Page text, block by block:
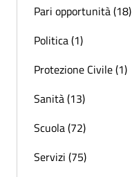
Pari opportunità (18)
Politica (1)
Protezione Civile (1)
Sanità (13)
Scuola (72)
Servizi (75)